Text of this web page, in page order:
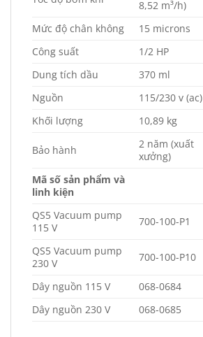
8,52 m³/h)
Mức độ chân không
15 microns
Công suất
1/2 HP
Dung tích dầu
370 ml
Nguồn
115/230 v (ac)
Khối lượng
10,89 kg
Bảo hành
2 năm (xuất
xưởng)
Mã số sản phẩm và
linh kiện
QS5 Vacuum pump
115 V
700-100-P1
QS5 Vacuum pump
230 V
700-100-P10
Dây nguồn 115 V
068-0684
Dây nguồn 230 V
068-0685